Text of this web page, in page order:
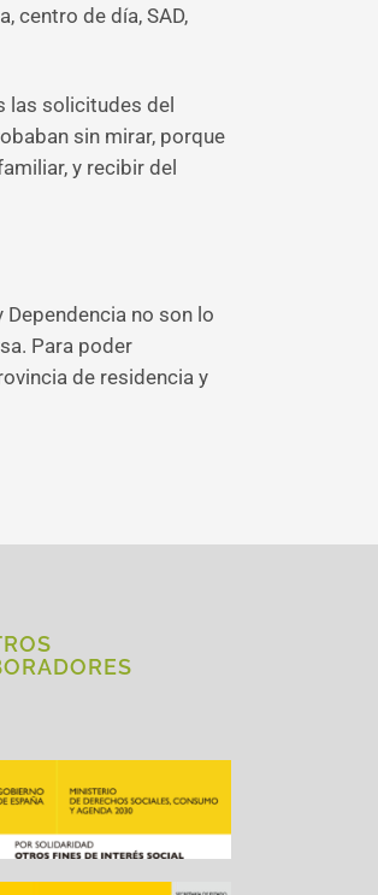
centro de día, SAD,
las solicitudes del
sin mirar, porque
y recibir del
no son lo
Para poder
de residencia y